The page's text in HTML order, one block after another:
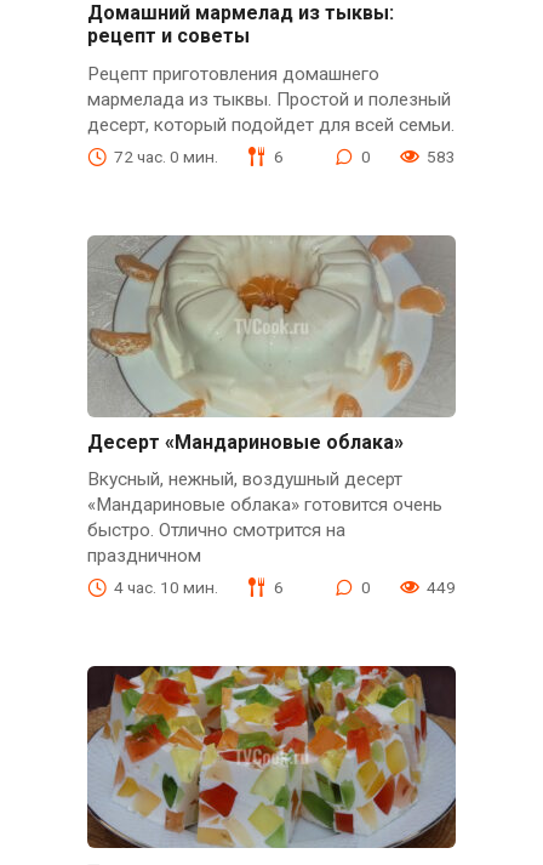
Домашний мармелад из тыквы:
рецепт и советы
Рецепт приготовления домашнего
мармелада из тыквы. Простой и полезный
десерт, который подойдет для всей семьи.
72 час. 0 мин. 6 0 583
Десерт «Мандариновые облака»
Вкусный, нежный, воздушный десерт
«Мандариновые облака» готовится очень
быстро. Отлично смотрится на
праздничном
4 час. 10 мин. 6 0 449